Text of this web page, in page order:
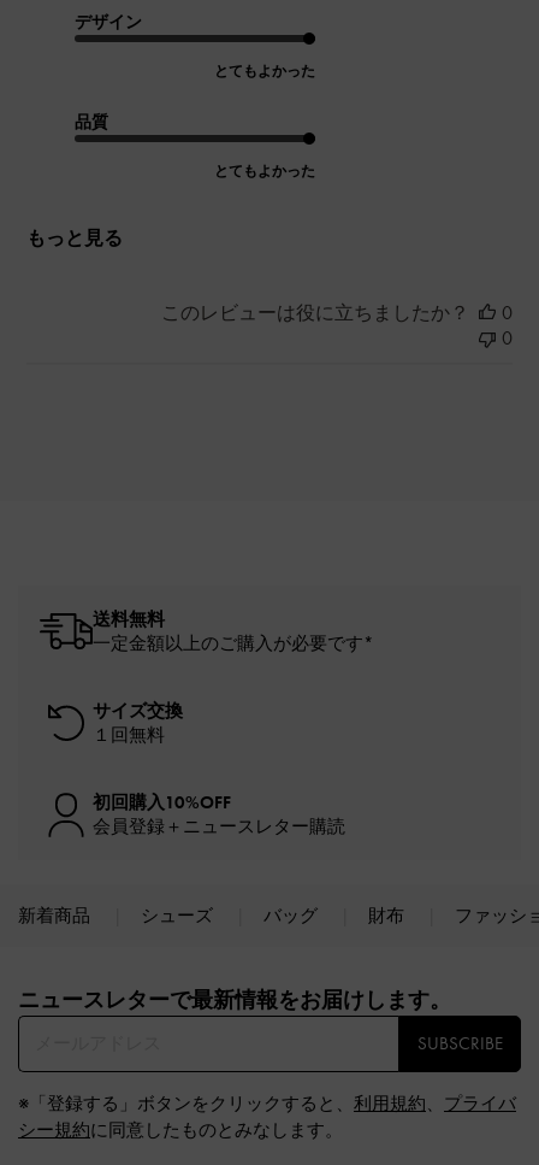
デザイン
とてもよかった
品質
とてもよかった
もっと見る
このレビューは役に立ちましたか？
0
0
送料無料
一定金額以上のご購入が必要です*
サイズ交換
１回無料
初回購入10%OFF
会員登録＋ニュースレター購読
新着商品 シューズ バッグ 財布 ファッシ
ニュースレターで最新情報をお届けします。​
SUBSCRIBE
※「登録する」ボタンをクリックすると、 利用規約、 プライバ
シー規約に同意したものとみなします。